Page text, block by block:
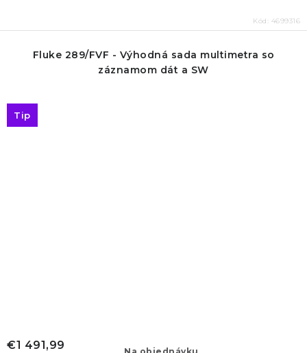
Kód: 4699316
Fluke 289/FVF - Výhodná sada multimetra so
záznamom dát a SW
Tip
€1 491,99